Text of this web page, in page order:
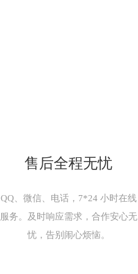
售后全程无忧
QQ、微信、电话，7*24 小时在线
服务。及时响应需求，合作安心无
忧，告别闹心烦恼。